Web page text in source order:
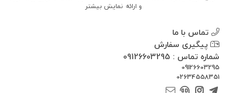
و ارائه نمایش بیشتر
تماس با ما
پیگیری سفارش
شماره تماس : 09126603295
09126603295
02634558351